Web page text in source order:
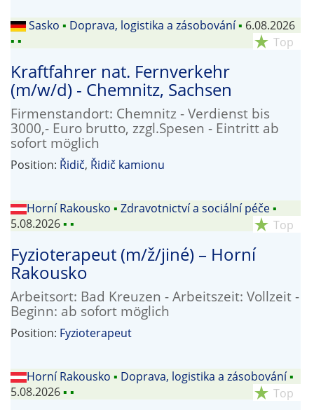
Sasko ▪ Doprava, logistika a zásobování▪ 6.08.2026
▪ ▪ star_rate Top
Kraftfahrer nat. Fernverkehr
(m/w/d) - Chemnitz, Sachsen
Firmenstandort: Chemnitz - Verdienst bis
3000,- Euro brutto, zzgl.Spesen - Eintritt ab
sofort möglich
Position: Řidič, Řidič kamionu
Horní Rakousko ▪ Zdravotnictví a sociální péče▪
5.08.2026▪ ▪ star_rate Top
Fyzioterapeut (m/ž/jiné) – Horní
Rakousko
Arbeitsort: Bad Kreuzen - Arbeitszeit: Vollzeit -
Beginn: ab sofort möglich
Position: Fyzioterapeut
Horní Rakousko ▪ Doprava, logistika a zásobování▪
5.08.2026▪ ▪ star_rate Top